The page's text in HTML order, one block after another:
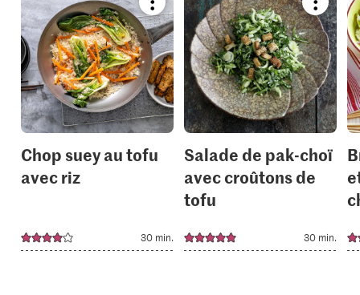
Bookmark
recipe
or
add
it
to
your
collections.
Chop suey au tofu
avec riz
30 min.
recipe
or
add
it
to
your
Salade de pak-choï
avec croûtons de
tofu
30 min.